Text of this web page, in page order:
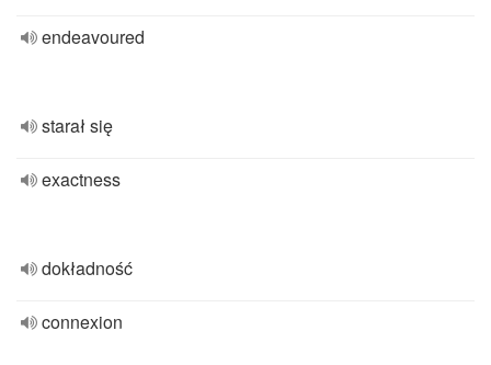
endeavoured
starał się
exactness
dokładność
connexion